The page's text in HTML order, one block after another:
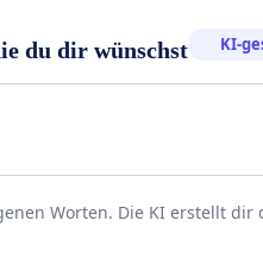
du dir wünschst KI-
Worten. Die KI erstellt dir